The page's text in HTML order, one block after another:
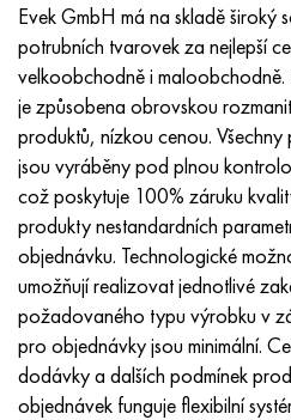
Evek GmbH má na skladě široký
potrubních tvarovek za nejlepší
velkoobchodně i
je způsobena obrovskou
produktů, nízkou cenou.
jsou vyráběny pod plnou
což poskytuje 100% záruku
produkty nestandardních
objednávku. Technologické
umožňují realizovat jednotlivé
požadovaného typu výrobku v
pro objednávky jsou minimální.
dodávky a dalších podmínek
objednávek funguje flexibilní
Hastelloy b2
Hastelloy b3
Hastelloy c4
Hastelloy C22
Hastelloy C-276
Hastelloy C2000
Hastelloy 3
38HN3MFA, 35nicrmov12-5
40G, 40Mn4, AISI 1035
38XM, 42CrMo4, AISI 1,7225
40HH, 36NiCr6, AISI 3135
40XFA, 1,7223, AISI 4142
45X, 45h, 1,7035
45HN2MFA, k2425, 45hnmf